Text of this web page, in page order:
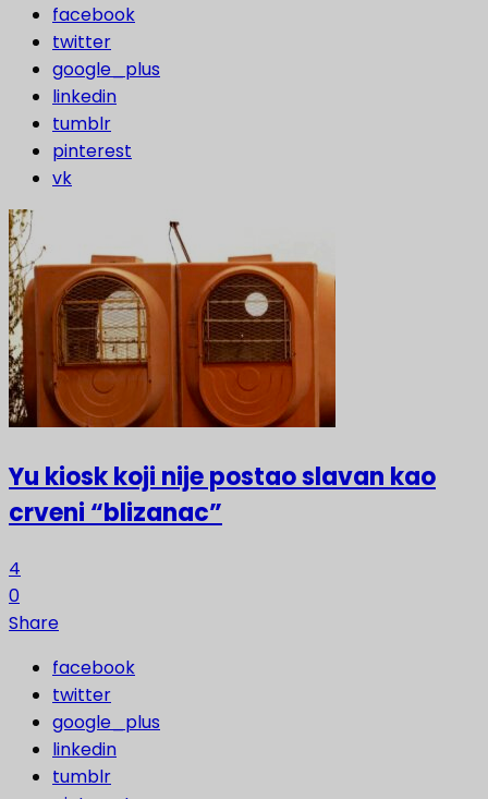
facebook
twitter
google_plus
linkedin
tumblr
pinterest
vk
Yu kiosk koji nije postao slavan kao
crveni “blizanac”
4
0
Share
facebook
twitter
google_plus
linkedin
tumblr